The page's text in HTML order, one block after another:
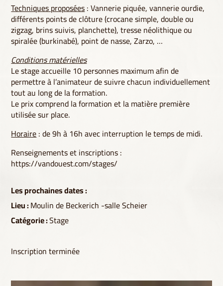
Techniques proposées: Vannerie piquée, vannerie ourdie,
différents points de clôture (crocane simple, double ou
zigzag, brins suivis, planchette), tresse néolithique ou
spiralée (burkinabé), point de nasse, Zarzo, …
Conditions matérielles
Le stage accueille 10 personnes maximum afin de
permettre à l’animateur de suivre chacun individuellement
tout au long de la formation.
Le prix comprend la formation et la matière première
utilisée sur place.
Horaire: de 9h à 16h avec interruption le temps de midi.
Renseignements et inscriptions :
https://vandouest.com/stages/
Les prochaines dates :
Lieu :Moulin de Beckerich -salle Scheier
Catégorie :Stage
Inscription terminée